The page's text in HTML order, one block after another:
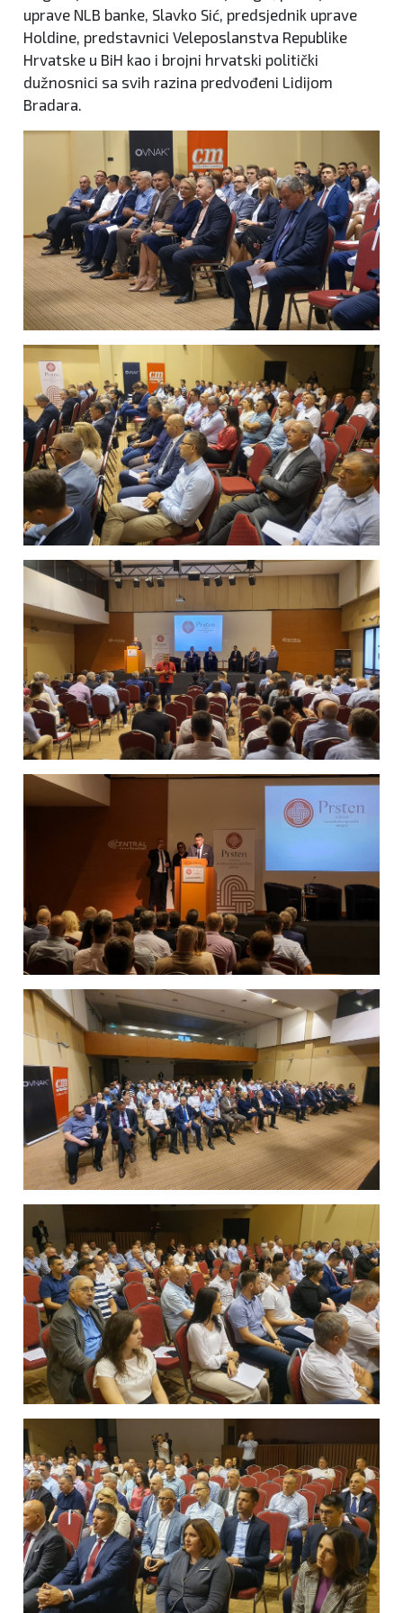
uprave NLB banke, Slavko Sić, predsjednik uprave
Holdine, predstavnici Veleposlanstva Republike
Hrvatske u BiH kao i brojni hrvatski politički
dužnosnici sa svih razina predvođeni Lidijom
Bradara.